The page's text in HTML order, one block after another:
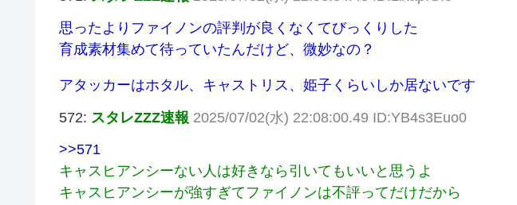
思ったよりファイノンの評判が良くなくてびっくりした
育成素材集めて待っていたんだけど、微妙なの？
アタッカーはホタル、キャストリス、姫子くらいしか居ないです
572: スタレZZZ速報 2025/07/02(水) 22:08:00.49 ID:YB4s3Euo0
>>571
キャスヒアンシーない人は好きなら引いてもいいと思うよ
キャスヒアンシーが強すぎてファイノンは不評ってだけだから